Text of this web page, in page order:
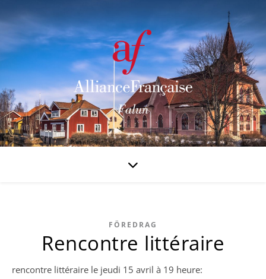
FÖREDRAG
Rencontre littéraire
rencontre littéraire le jeudi 15 avril à 19 heure: